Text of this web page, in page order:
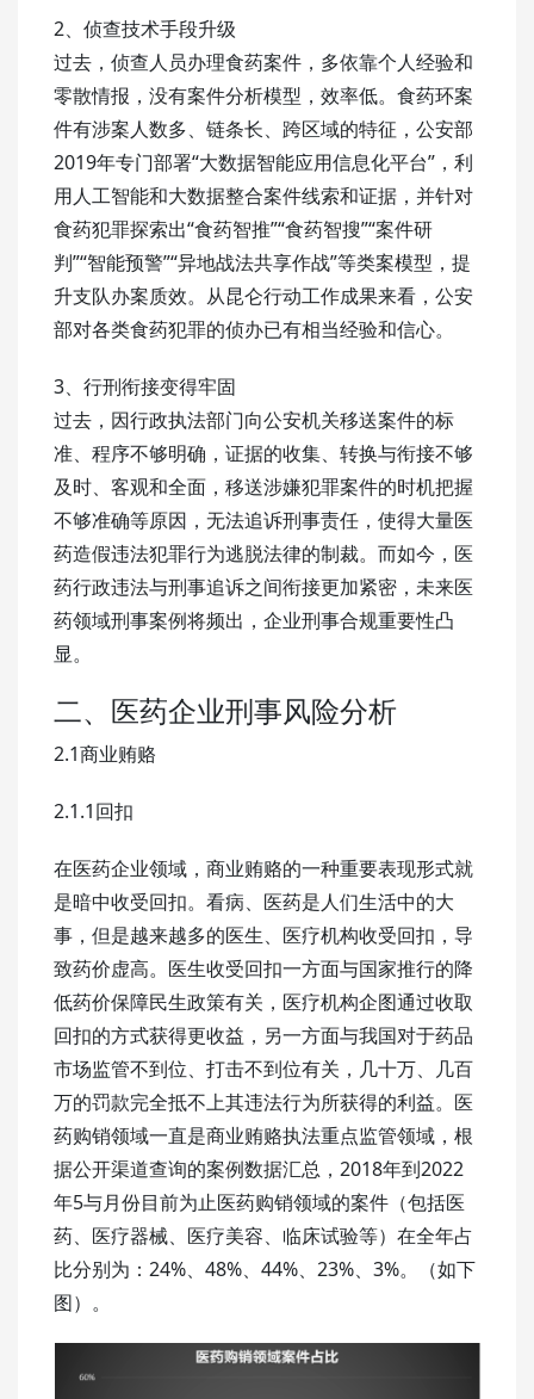
2、侦查技术手段升级
过去，侦查人员办理食药案件，多依靠个人经验和
零散情报，没有案件分析模型，效率低。食药环案
件有涉案人数多、链条长、跨区域的特征，公安部
2019年专门部署“大数据智能应用信息化平台”，利
用人工智能和大数据整合案件线索和证据，并针对
食药犯罪探索出“食药智推”“食药智搜”“案件研
判”“智能预警”“异地战法共享作战”等类案模型，提
升支队办案质效。从昆仑行动工作成果来看，公安
部对各类食药犯罪的侦办已有相当经验和信心。
3、行刑衔接变得牢固
过去，因行政执法部门向公安机关移送案件的标
准、程序不够明确，证据的收集、转换与衔接不够
及时、客观和全面，移送涉嫌犯罪案件的时机把握
不够准确等原因，无法追诉刑事责任，使得大量医
药造假违法犯罪行为逃脱法律的制裁。而如今，医
药行政违法与刑事追诉之间衔接更加紧密，未来医
药领域刑事案例将频出，企业刑事合规重要性凸
显。
二、医药企业刑事风险分析
2.1商业贿赂
2.1.1回扣
在医药企业领域，商业贿赂的一种重要表现形式就
是暗中收受回扣。看病、医药是人们生活中的大
事，但是越来越多的医生、医疗机构收受回扣，导
致药价虚高。医生收受回扣一方面与国家推行的降
低药价保障民生政策有关，医疗机构企图通过收取
回扣的方式获得更收益，另一方面与我国对于药品
市场监管不到位、打击不到位有关，几十万、几百
万的罚款完全抵不上其违法行为所获得的利益。医
药购销领域一直是商业贿赂执法重点监管领域，根
据公开渠道查询的案例数据汇总，2018年到2022
年5与月份目前为止医药购销领域的案件（包括医
药、医疗器械、医疗美容、临床试验等）在全年占
比分别为：24%、48%、44%、23%、3%。（如下
图）。